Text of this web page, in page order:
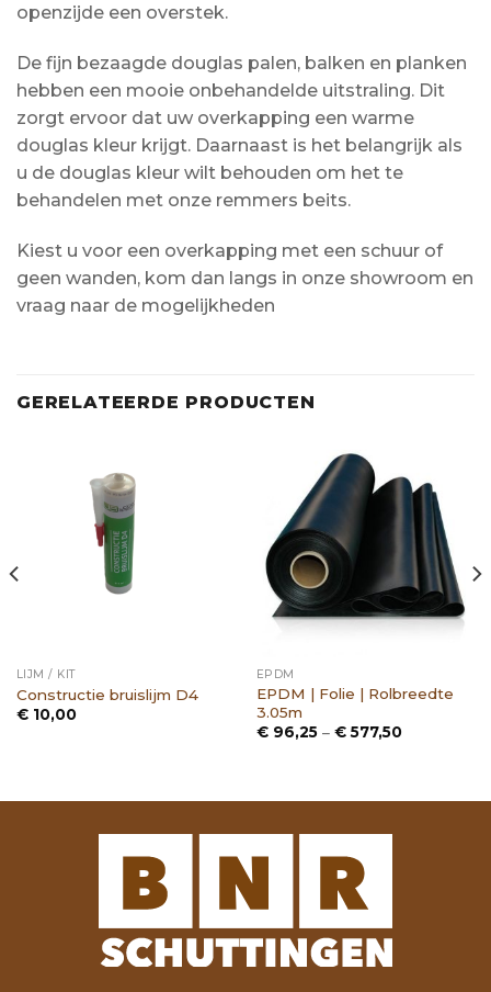
openzijde een overstek.
De fijn bezaagde douglas palen, balken en planken
hebben een mooie onbehandelde uitstraling. Dit
zorgt ervoor dat uw overkapping een warme
douglas kleur krijgt. Daarnaast is het belangrijk als
u de douglas kleur wilt behouden om het te
behandelen met onze remmers beits.
Kiest u voor een overkapping met een schuur of
geen wanden, kom dan langs in onze showroom en
vraag naar de mogelijkheden
GERELATEERDE PRODUCTEN
LIJM / KIT
Constructie bruislijm D4
€10,00
EPDM
EPDM | Folie | Rolbreedte
3.05m
€96,25 – €577,50Prijsklasse: